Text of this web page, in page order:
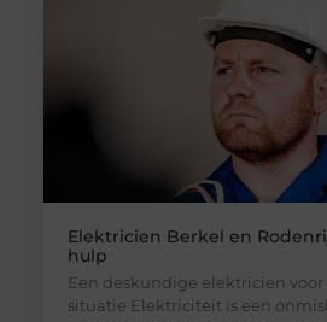
Elektricien Berkel en
hulp
Een deskundige elektricien
situatie Elektriciteit is een